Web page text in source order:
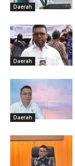
Daerah
Daerah
Daerah